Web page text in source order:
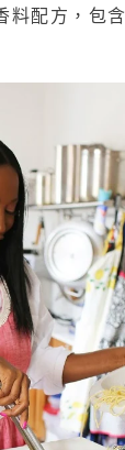
料配方，包含